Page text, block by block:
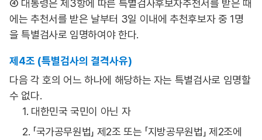
④ 대통령은 제3항에 따른 특별검사후보자추천서를 받은 때
에는 추천서를 받은 날부터 3일 이내에 추천후보자 중 1명
을 특별검사로 임명하여야 한다.
제4조 (특별검사의 결격사유)
다음 각 호의 어느 하나에 해당하는 자는 특별검사로 임명할
수 없다.
1. 대한민국 국민이 아닌 자
2. 「국가공무원법」 제2조 또는 「지방공무원법」 제2조에